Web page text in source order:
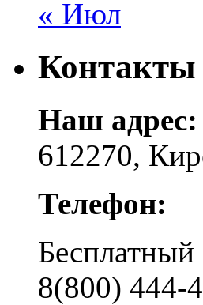
« Июл
Контакты
Наш адрес:
612270,
Телефон:
8(800) 444-